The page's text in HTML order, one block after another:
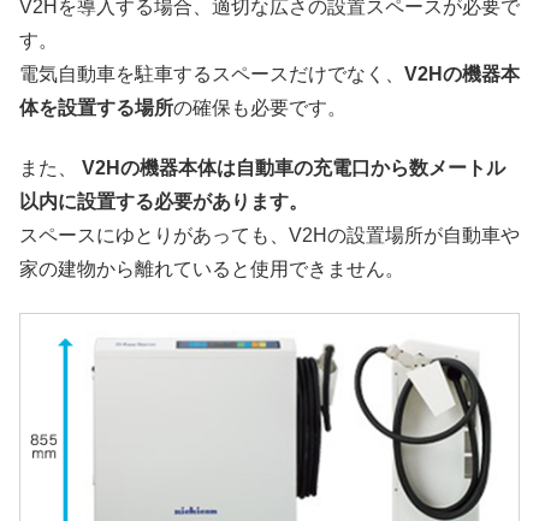
V2Hを導入する場合、適切な広さの設置スペースが必要で
す。
電気自動車を駐車するスペースだけでなく、 V2Hの機器本
体を設置する場所の確保も必要です。
また、 V2Hの機器本体は自動車の充電口から数メートル
以内に設置する必要があります。
スペースにゆとりがあっても、V2Hの設置場所が自動車や
家の建物から離れていると使用できません。